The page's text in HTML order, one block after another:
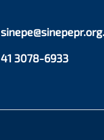
41 3078-6933